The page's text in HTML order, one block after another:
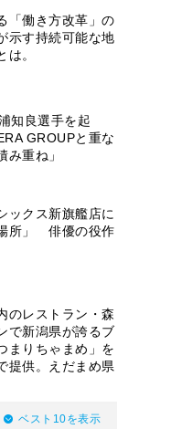
「働き方改革」の
示す持続可能な地
は。
知良選手を起
GROUPと重な
み重ね」
ックス新旗艦店に
所」 俳優の役作
のレストラン・森
で新潟県が誇るブ
まりちゃまめ」を
提供。えだまめ県
ベスト10を表示